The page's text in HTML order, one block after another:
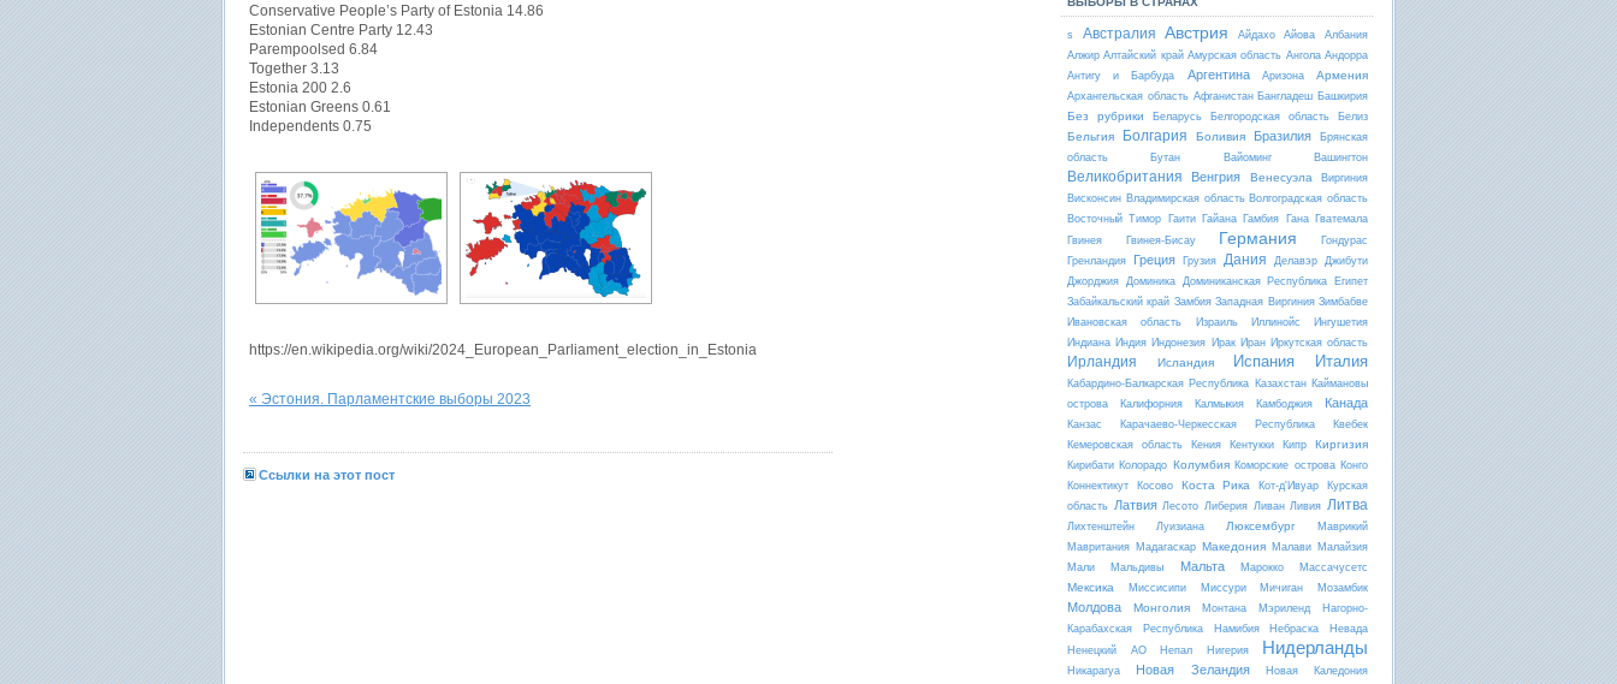
Conservative People’s Party of Estonia 14.86
Estonian Centre Party 12.43
Parempoolsed 6.84
Together 3.13
Estonia 200 2.6
Estonian Greens 0.61
Independents 0.75
https://en.wikipedia.org/wiki/2024_European_Parliament_election_in_Estonia
« Эстония. Парламентские выборы 2023
Ссылки на этот пост
s Австралия Австрия Айдахо Айова
Албания
Алжир Алтайский край Амурская область Ангола Андорра
Антигу и Барбуда
Аргентина Аризона Армения
Архангельская область Афганистан Бангладеш Башкирия
Без рубрики Беларусь Белгородская область Белиз
Бельгия Болгария Боливия Бразилия
Брянская
область
Бутан Вайоминг Вашингтон
Великобритания Венгрия Венесуэла
Виргиния
Висконсин Владимирская область Волгоградская область
Восточный Тимор
Гаити Гайана Гамбия Гана
Гватемала
Гвинея
Гвинея-Бисау Германия
Гондурас
Гренландия
Греция Грузия Дания Делавэр Джибути
Джорджия Доминика Доминиканская Республика
Египет
Забайкальский край Замбия Западная Виргиния Зимбабве
Ивановская область
Израиль Иллинойс
Ингушетия
Индиана Индия Индонезия Ирак Иран Иркутская область
Ирландия Исландия Испания Италия
Кабардино-Балкарская Республика Казахстан Каймановы
острова
Калифорния Калмыкия Камбоджия Канада
Канзас Карачаево-Черкесская Республика
Квебек
Кемеровская область
Кения Кентукки Кипр Киргизия
Кирибати Колорадо Колумбия Коморские острова Конго
Коннектикут
Косово Коста Рика Кот-д'Ивуар
Курская
область Латвия Лесото Либерия Ливан Ливия Литва
Лихтенштейн Луизиана Люксембург
Маврикий
Мавритания Мадагаскар Македония Малави Малайзия
Мали
Мальдивы Мальта Марокко Массачусетс
Мексика Миссисипи Миссури Мичиган Мозамбик
Молдова Монголия Монтана Мэриленд
Нагорно-
Карабахская Республика
Намибия Небраска
Невада
Ненецкий АО
Непал Нигерия Нидерланды
Никарагуа Новая Зеландия Новая Каледония